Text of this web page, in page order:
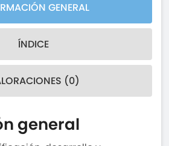
GENERAL
ÍNDICE
(0)
general